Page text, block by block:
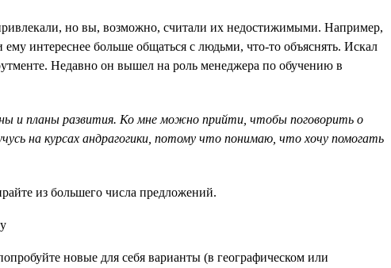
но вы, возможно, считали их недостижимыми. Например,
интереснее больше общаться с людьми, что-то объяснять. Искал
Недавно он вышел на роль менеджера по обучению в
и планы развития. Ко мне можно прийти, чтобы поговорить о
на курсах андрагогики, потому что понимаю, что хочу помогать
из большего числа предложений.
новые для себя варианты (в географическом или